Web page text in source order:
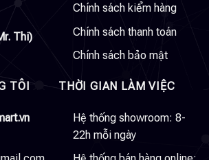
Thi)
Chính sách kiểm hàng
Chính sách thanh toán
Chính sách bảo mật
TÔI THỜI GIAN LÀM VIỆC
Hệ thống showroom: 8-
22h mỗi ngày